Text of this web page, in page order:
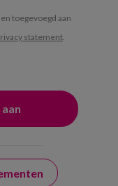
toegevoegd aan
statement.